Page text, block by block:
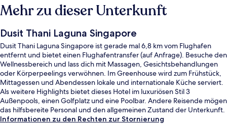
Mehr zu dieser Unterkunft
Dusit Thani Laguna Singapore
Dusit Thani Laguna Singapore ist gerade mal 6,8 km vom Flughafen
entfernt und bietet einen Flughafentransfer (auf Anfrage). Besuche den
Wellnessbereich und lass dich mit Massagen, Gesichtsbehandlungen
oder Körperpeelings verwöhnen. Im Greenhouse wird zum Frühstück,
Mittagessen und Abendessen lokale und internationale Küche serviert.
Als weitere Highlights bietet dieses Hotel im luxuriösen Stil 3
Außenpools, einen Golfplatz und eine Poolbar. Andere Reisende mögen
das hilfsbereite Personal und den allgemeinen Zustand der Unterkunft.
Die Unterkunft ist nur einen kurzen Fußmarsch von den öffentlichen
Informationen zu den Rechten zur Stornierung